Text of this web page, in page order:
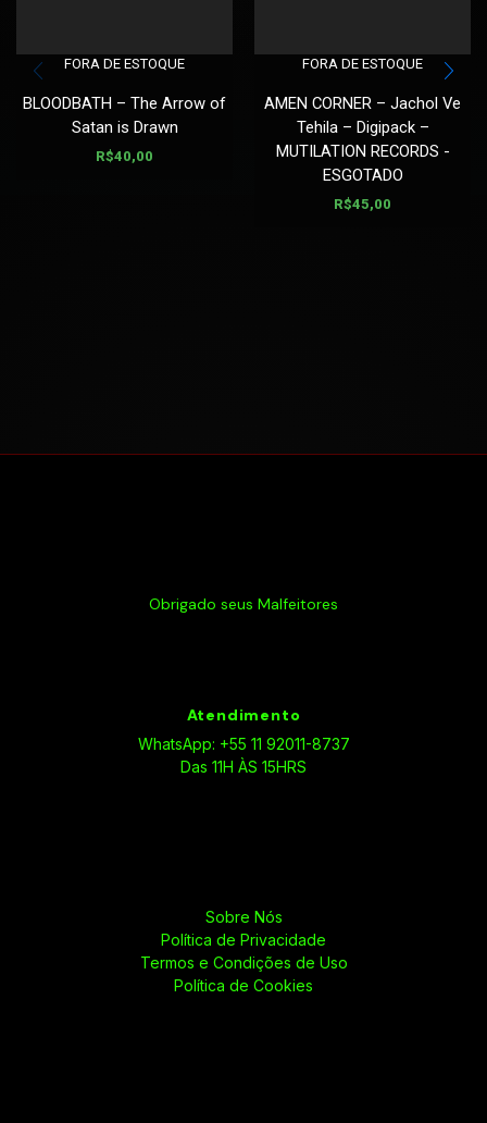
FORA DE ESTOQUE
BLOODBATH – The Arrow of
Satan is Drawn
R$40,00
FORA DE ESTOQUE
AMEN CORNER – Jachol Ve
Tehila – Digipack –
MUTILATION RECORDS -
ESGOTADO
R$45,00
Obrigado seus Malfeitores
Atendimento
WhatsApp: +55 11 92011-8737
Das 11H ÀS 15HRS
Sobre Nós
Política de Privacidade
Termos e Condições de Uso
Política de Cookies